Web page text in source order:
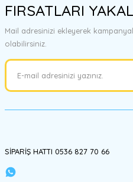
FIRSATLARI
Mail adresinizi ekleyerek
olabilirsiniz.
SİPARİŞ HATTI 0536 827 70 66